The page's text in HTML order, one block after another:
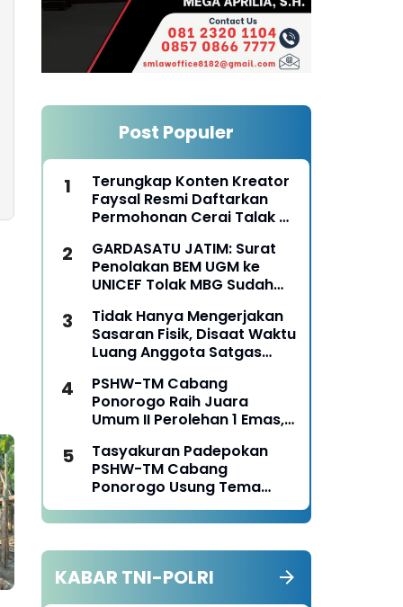
Post Populer
Terungkap Konten Kreator
Faysal Resmi Daftarkan
Permohonan Cerai Talak Di
Ponorogo
GARDASATU JATIM: Surat
Penolakan BEM UGM ke
UNICEF Tolak MBG Sudah
Tidak Hanya Mengerjakan
Sasaran Fisik, Disaat Waktu
Luang Anggota Satgas
Tangan Bantu Warga
Panen Jagung
PSHW-TM Cabang
Ponorogo Raih Juara
Umum II Perolehan 1 Emas,
pada Kejurkab IPSI
Ponorogo Tahun 2026
Tasyakuran Padepokan
PSHW-TM Cabang
Ponorogo Usung Tema
Bersatu dalam
Persaudaraan, Berkarya
Tanggungjawab
KABAR TNI-POLRI